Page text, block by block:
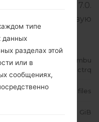
Android Nougat 7.0.
прошить стоковую
5ohctrq
4 files
1.49 GiB
типе
данных
разделах этой
или в
сообщениях,